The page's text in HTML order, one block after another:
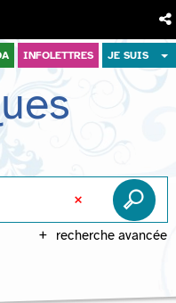
INFOLETTRES JE SUIS
recherche avancée